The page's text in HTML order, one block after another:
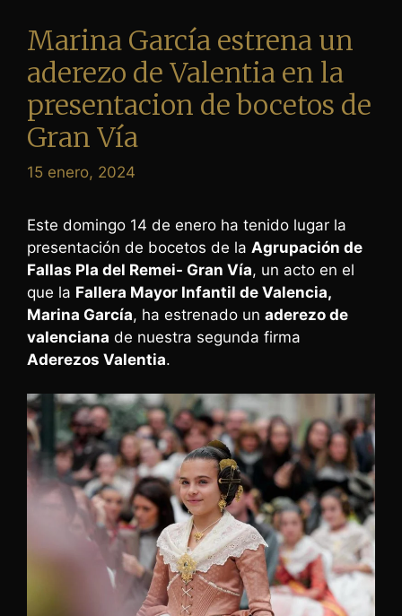
Marina García estrena un
aderezo de Valentia en la
presentacion de bocetos de
Gran Vía
15 enero, 2024
Este domingo 14 de enero ha tenido lugar la
presentación de bocetos de la Agrupación de
Fallas Pla del Remei- Gran Vía, un acto en el
que la Fallera Mayor Infantil de Valencia,
Marina García, ha estrenado un aderezo de
valenciana de nuestra segunda firma
Aderezos Valentia.